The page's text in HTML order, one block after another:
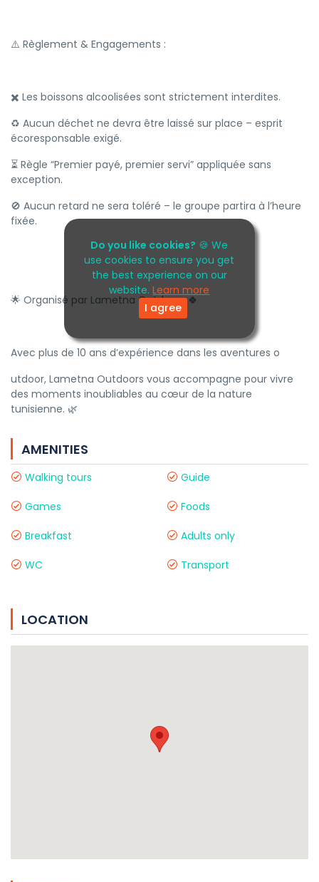
Do you like cookies? 🍪 We
use cookies to ensure you get
the best experience on our
website.Learn more
I agree
⚠️ Règlement & Engagements :
✖️ Les boissons alcoolisées sont strictement interdites.
♻️ Aucun déchet ne devra être laissé sur place – esprit
écoresponsable exigé.
⏳ Règle “Premier payé, premier servi” appliquée sans
exception.
🚫 Aucun retard ne sera toléré – le groupe partira à l’heure
fixée.
🌟 Organisé par Lametna Outdoors 🍀
Avec plus de 10 ans d’expérience dans les aventures o
utdoor, Lametna Outdoors vous accompagne pour vivre
des moments inoubliables au cœur de la nature
tunisienne. 🌿
AMENITIES
Walking tours Guide
Games Foods
Breakfast Adults only
WC Transport
LOCATION